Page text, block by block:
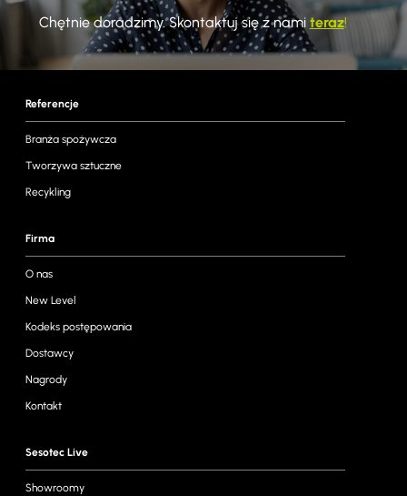
Chętnie doradzimy. Skontaktuj się z nami teraz!
Referencje
Branża spożywcza
Tworzywa sztuczne
Recykling
Firma
O nas
New Level
Kodeks postępowania
Dostawcy
Nagrody
Kontakt
Sesotec Live
Showroomy